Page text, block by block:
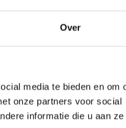
Over
media te bieden en om
onze partners voor social
informatie die u aan ze
+
(50)
-